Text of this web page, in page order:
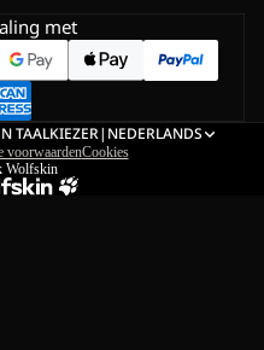
met
TAALKIEZER| NEDERLANDS
voorwaardenCookies
Wolfskin